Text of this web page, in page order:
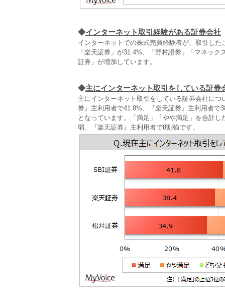
◆インターネット取引経験がある証券会社
インターネットでの株式売買経験者が、取引し
「楽天証券」が31.4%、「野村證券」「マネッ
証券」が増加しています。
◆主にインターネット取引をしている証券
主にインターネット取引をしている証券会社に
券』主利用者で41.8%、『楽天証券』主利用者
となっています。「満足」「やや満足」を合計
弱、『楽天証券』主利用者で8割強です。